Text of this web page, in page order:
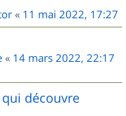
« 11 mai 2022, 17:27
« 14 mars 2022, 22:17
découvre